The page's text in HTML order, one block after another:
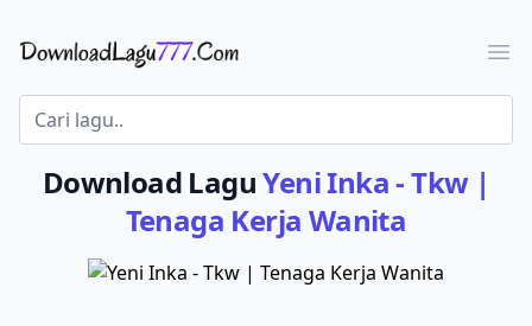
Download Lagu - LaguJoss.com
Download LaguYeni Inka - Tkw |
Tenaga Kerja Wanita